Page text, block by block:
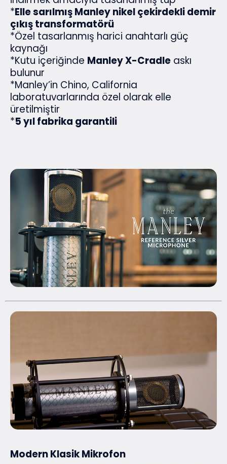
*Elle sarılmış Manley nikel çekirdekli demir
çıkış transformatörü
*Özel tasarlanmış harici anahtarlı güç
kaynağı
*Kutu içeriğinde Manley X-Cradle askı
bulunur
*Manley’in Chino, California
laboratuvarlarında özel olarak elle
üretilmiştir
*5 yıl fabrika garantili
Modern Klasik Mikrofon